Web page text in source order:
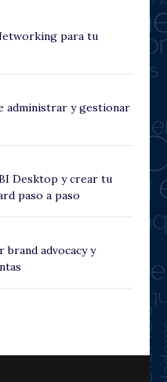
para tu
administrar y gestionar
Desktop y crear tu
paso a paso
brand advocacy y